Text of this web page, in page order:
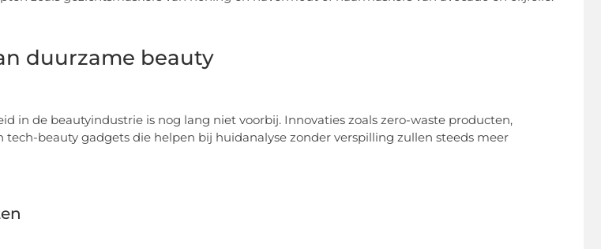
duurzame beauty
in de beautyindustrie is nog lang niet voorbij. Innovaties zoals zero-waste producten,
tech-beauty gadgets die helpen bij huidanalyse zonder verspilling zullen steeds meer